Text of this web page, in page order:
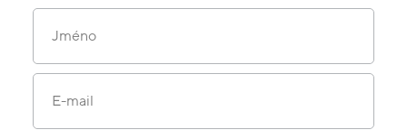
Jméno
E-mail